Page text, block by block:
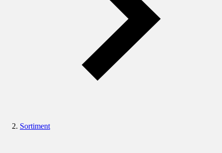
Sortiment